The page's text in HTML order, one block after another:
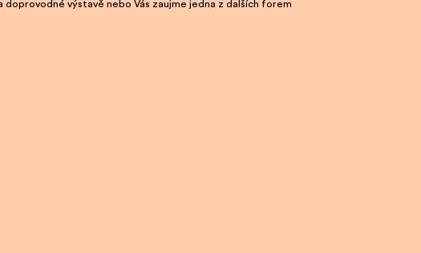
výstavě nebo Vás zaujme jedna z dalších forem